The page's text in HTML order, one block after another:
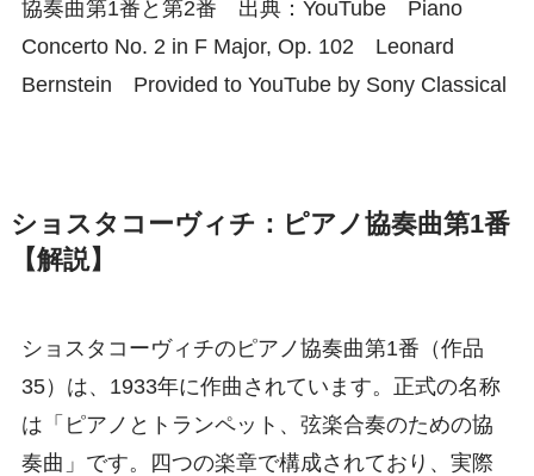
協奏曲第1番と第2番 出典：YouTube Piano
Concerto No. 2 in F Major, Op. 102 Leonard
Bernstein Provided to YouTube by Sony Classical
ショスタコーヴィチ：ピアノ協奏曲第1番
【解説】
ショスタコーヴィチのピアノ協奏曲第1番（作品
35）は、1933年に作曲されています。正式の名称
は「ピアノとトランペット、弦楽合奏のための協
奏曲」です。四つの楽章で構成されており、実際